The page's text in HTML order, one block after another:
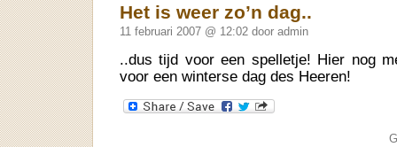
Het is weer zo’n dag..
11 februari 2007 @ 12:02 door admin
..dus tijd voor een spelletje! Hier nog
voor een winterse dag des Heeren!